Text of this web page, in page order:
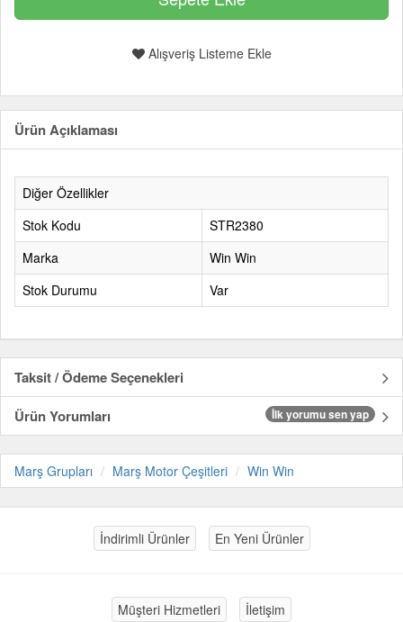
Alışveriş Listeme Ekle
Ürün Açıklaması
Diğer Özellikler
Stok Kodu
STR2380
Marka
Win Win
Stok Durumu
Var
Taksit / Ödeme Seçenekleri
Ürün Yorumları
İlk yorumu sen yap
Marş Grupları Marş Motor Çeşitleri Win Win
İndirimli Ürünler En Yeni Ürünler
Müşteri Hizmetleri İletişim